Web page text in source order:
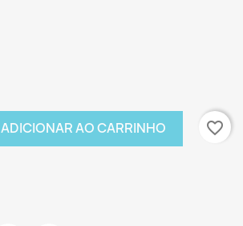
ADICIONAR AO CARRINHO favorite_border